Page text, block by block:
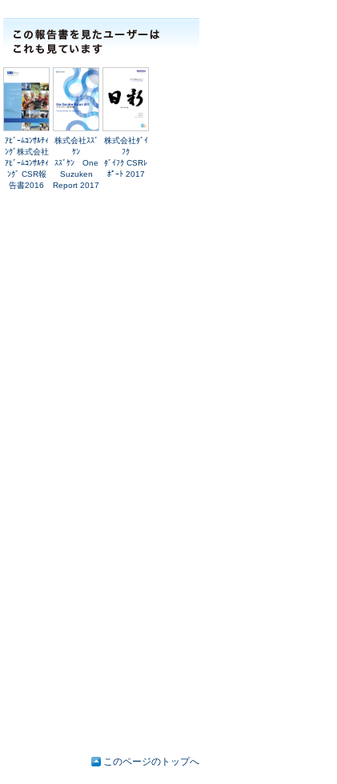
ｱﾋﾞｰﾑｺﾝｻﾙﾃｨ
ﾝｸﾞ株式会社
ｱﾋﾞｰﾑｺﾝｻﾙﾃｨ
ﾝｸﾞ CSR報
告書2016
株式会社ｽｽﾞ
ｹﾝ
ｽｽﾞｹﾝ One
Suzuken
Report 2017
株式会社ﾀﾞｲ
ﾌｸ
ﾀﾞｲﾌｸ CSRﾚ
ﾎﾟｰﾄ 2017
このページのトップへ